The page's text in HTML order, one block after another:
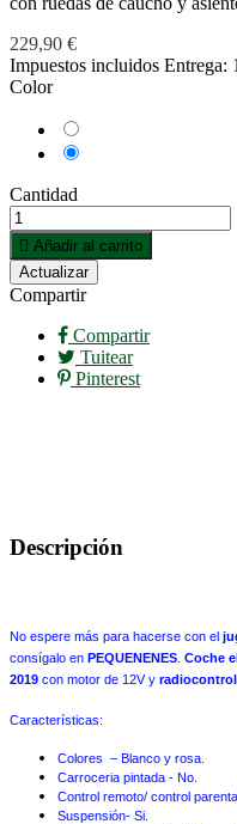
229,90 €
Impuestos incluidos Entrega:
Color
Cantidad
 Añadir al carrito
Compartir
Compartir
Tuitear
Pinterest
Descripción
No espere más para hacerse con el
consígalo en PEQUENENES Coche
2019 con motor de 12V y radiocontrol
Características:
Colores – Blanco y rosa.
Carroceria pintada - No.
Control remoto/ control
Suspensión- Si.